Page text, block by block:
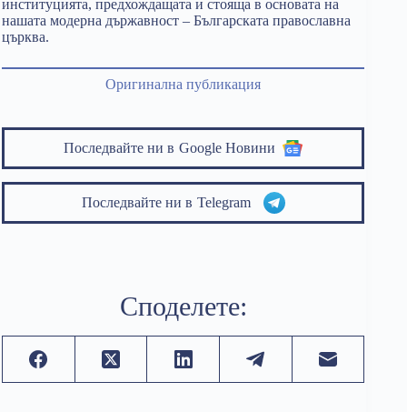
институцията, предхождащата и стояща в основата на
нашата модерна държавност – Българската православна
църква.
Оригинална публикация
Последвайте ни в Google Новини
Последвайте ни в Telegram
Споделете: